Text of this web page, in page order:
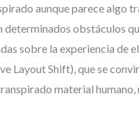
aunque parece algo
determinados obstáculos
sobre la experiencia de
Layout Shift), que se
material humano,